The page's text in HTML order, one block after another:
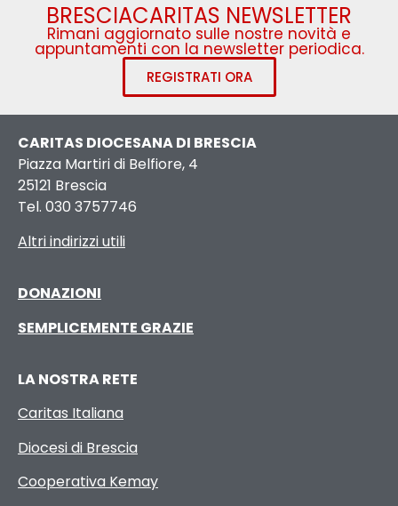
BRESCIACARITAS NEWSLETTER
Rimani aggiornato sulle nostre novità e
appuntamenti con la newsletter periodica.
REGISTRATI ORA
CARITAS DIOCESANA DI BRESCIA
Piazza Martiri di Belfiore, 4
25121 Brescia
Tel. 030 3757746
Altri indirizzi utili
DONAZIONI
SEMPLICEMENTE GRAZIE
LA NOSTRA RETE
Caritas Italiana
Diocesi di Brescia
Cooperativa Kemay